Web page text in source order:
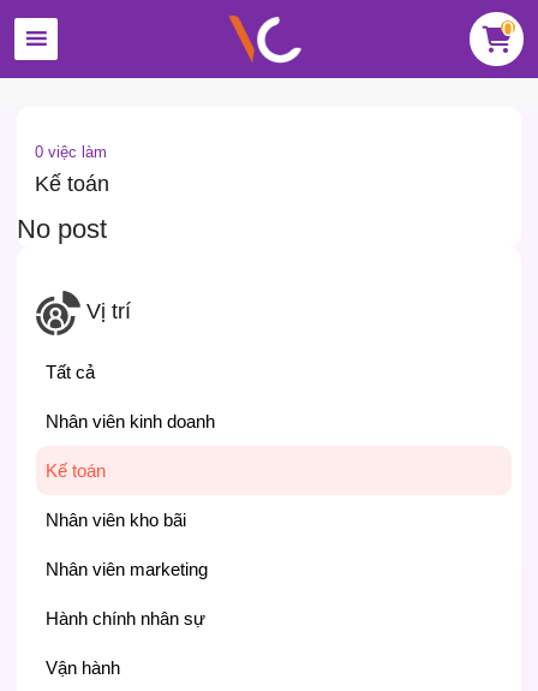
0
0 việc làm
Kế toán
No post
Vị trí
Tất cả
Nhân viên kinh doanh
Kế toán
Nhân viên kho bãi
Nhân viên marketing
Hành chính nhân sự
Vận hành